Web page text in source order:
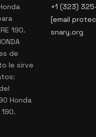
190.
de
le sirve
Honda
+1 (323)
[email
snary.org